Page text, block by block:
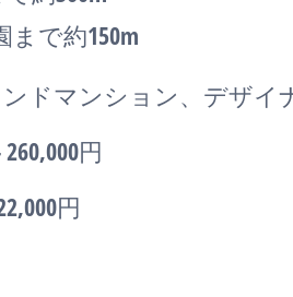
で約150m
ンドマンション、デザイ
円
円